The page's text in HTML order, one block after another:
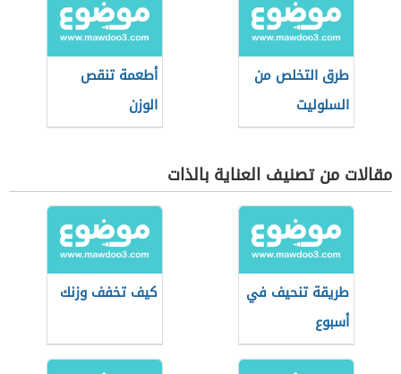
طرق التخلص من
السلوليت
أطعمة تنقص
الوزن
مقالات من تصنيف العناية بالذات
طريقة تنحيف في
أسبوع
كيف تخفف وزنك